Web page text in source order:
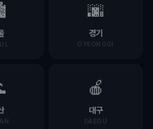
🌆
경기
GYEONGGI
🍎
대구
DAEGU